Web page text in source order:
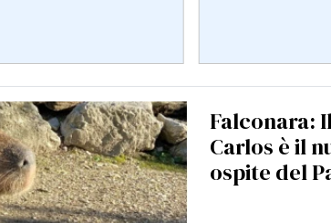
Falconara:
Carlos è il
ospite del